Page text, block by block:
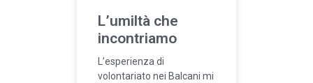
L’umiltà che
incontriamo
L’esperienza di
volontariato nei Balcani mi